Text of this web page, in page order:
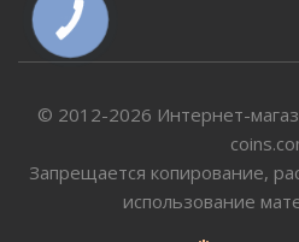
© 2012-2026 Интернет-
Запрещается копирование,
использование
КНОПКА
СВЯЗИ